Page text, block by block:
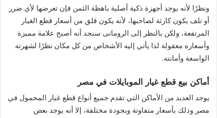
ونظرًا لأنه يوجد أجهزة ذكية أصلية باهظة الثمن فإن تعرضها لأي ضرر
أو تلف يكون كارثة لصاحبها، لأنه يكون قلق من أسعار قطع الغيار
المرتفعة، ولكن بالنظر إلى الرومانى سنجد أنه أصبح علامة مميزة
وأسعاره معقولة لذا يأتي إليه الأشخاص من كل مكان نظرًا لشهرته
الواسعة وأمانته.
أماكن بيع قطع غيار الموبايلات في مصر
يوجد العديد من الأماكن التي تقدم جميع أنواع قطع غيار المحمول في
مصر وذلك بأسعار متفاوتة وبجودة مختلفة، إلا أنه يوجد بعض